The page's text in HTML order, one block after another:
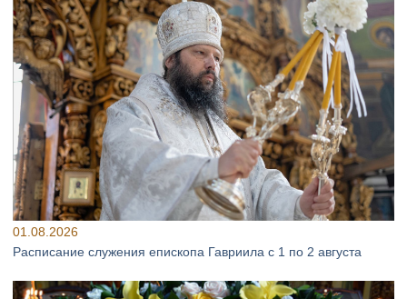
01.08.2026
Расписание служения епископа Гавриила с 1 по 2 августа